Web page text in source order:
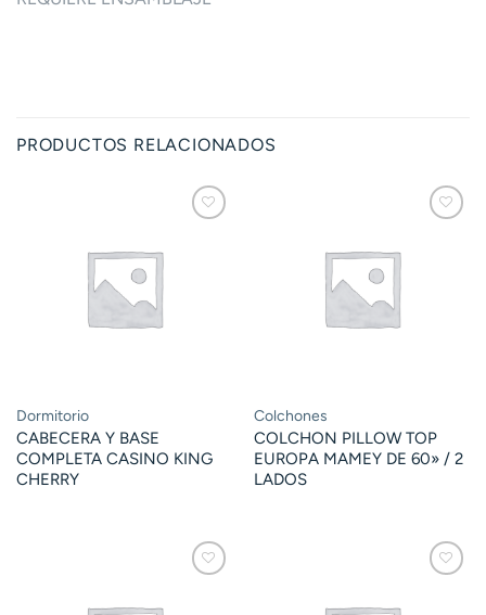
PRODUCTOS RELACIONADOS
Dormitorio
CABECERA Y BASE
COMPLETA CASINO KING
CHERRY
Colchones
COLCHON PILLOW TOP
EUROPA MAMEY DE 60» / 2
LADOS